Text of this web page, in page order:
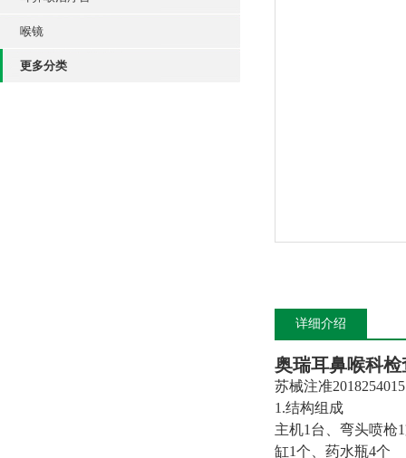
喉镜
更多分类
详细介绍
奥瑞耳鼻喉科
苏械注准
1.结构组成
主机1台、弯头喷枪
缸1个、药水瓶4个